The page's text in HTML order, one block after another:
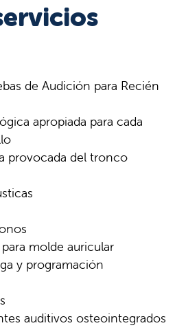
de Audición para Recién
apropiada para cada
provocada del tronco
molde auricular
y programación
auditivos osteointegrados